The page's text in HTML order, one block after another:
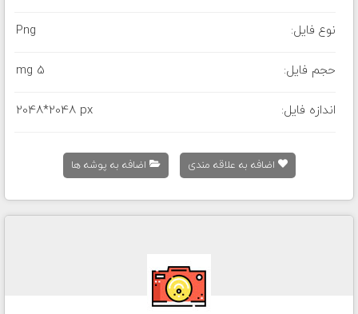
نوع فایل: Png
حجم فایل: 5 mg
اندازه فایل: 2048*2048 px
اضافه به علاقه مندی اضافه به پوشه ها